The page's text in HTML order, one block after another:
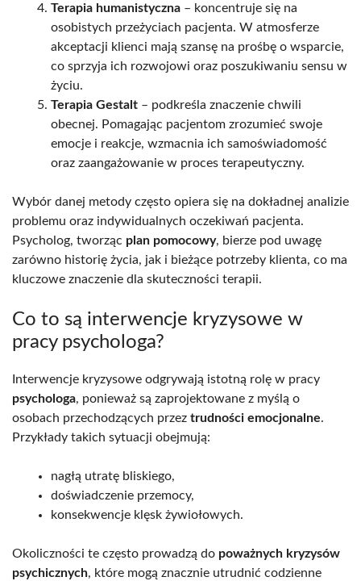
Terapia humanistyczna – koncentruje się na
osobistych przeżyciach pacjenta. W atmosferze
akceptacji klienci mają szansę na prośbę o wsparcie,
co sprzyja ich rozwojowi oraz poszukiwaniu sensu w
życiu.
Terapia Gestalt – podkreśla znaczenie chwili
obecnej. Pomagając pacjentom zrozumieć swoje
emocje i reakcje, wzmacnia ich samoświadomość
oraz zaangażowanie w proces terapeutyczny.
Wybór danej metody często opiera się na dokładnej analizie
problemu oraz indywidualnych oczekiwań pacjenta.
Psycholog, tworząc plan pomocowy, bierze pod uwagę
zarówno historię życia, jak i bieżące potrzeby klienta, co ma
kluczowe znaczenie dla skuteczności terapii.
Co to są interwencje kryzysowe w
pracy psychologa?
Interwencje kryzysowe odgrywają istotną rolę w pracy
psychologa, ponieważ są zaprojektowane z myślą o
osobach przechodzących przez trudności emocjonalne.
Przykłady takich sytuacji obejmują:
nagłą utratę bliskiego,
doświadczenie przemocy,
konsekwencje klęsk żywiołowych.
Okoliczności te często prowadzą do poważnych kryzysów
psychicznych, które mogą znacznie utrudnić codzienne